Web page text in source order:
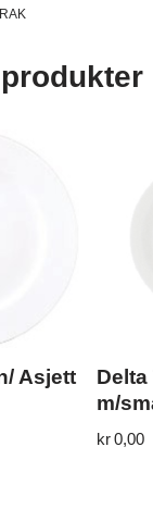
Asjett
Delta
m/
kr0,00